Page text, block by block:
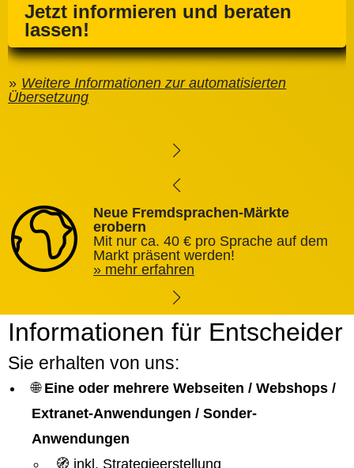
Jetzt informieren und beraten
lassen!
Weitere Informationen zur automatisierten
Übersetzung
Neue Fremdsprachen-Märkte
erobern
Mit nur ca. 40 € pro Sprache auf dem
Markt präsent werden!
mehr erfahren
Informationen für Entscheider
Sie erhalten von uns:
🌐 Eine oder mehrere Webseiten / Webshops /
Extranet-Anwendungen / Sonder-
Anwendungen
🧭 inkl. Strategieerstellung